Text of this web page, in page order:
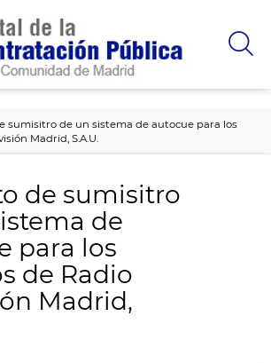
sumisitro de un sistema de autocue para los
Madrid, S.A.U.
de sumisitro
de
para los
de Radio
Madrid,